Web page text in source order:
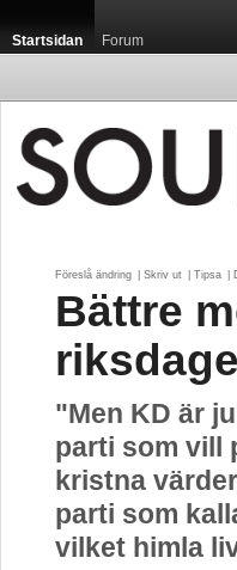
Startsidan Forum
Föreslå ändring Skriv ut Tipsa
Bättre
"Men KD är
parti som vill
kristna
parti som
vilket himla